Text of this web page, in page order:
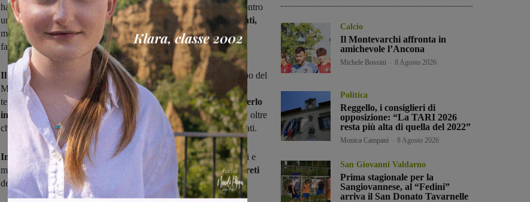
hanno ridato fiducia all'ambiente azzurro e sarebbe importante, contro
unavversario di elevata caratura e con diversi nomi importanti,
mettere via altri tre punti, pur con la consapevolezza che non sarà
facile.
Il mister dei bianconeri Danesi vuole raccogliere punti sul campo del
Marzocco e per lui buone notizie arrivano circa le condizioni dal
terzino in quota Stampa, mentrequalche problema potrebbe averlo
in mezzo al campoper le assenze forzate di Aliboni, squalificato, oltre
che dei vari Chianese e Dell’Amico, fermi ai box perché infortunati.
In casa Sangiovannese tutti abili e arruolati eccetto Romanelli e
mister Ruotolo pare intenzionato
confermare modulo e interpreti
della scorsa settimana.
Calcio
Il Montevarchi affronta in
amichevole l’Ancona
Michele Bossini 8 Agosto 2026
Politica
Reggello, i consiglieri di
opposizione: “La TARI 2026
resta più alta di quella del 2022”
Monica Campani 8 Agosto 2026
San Giovanni Valdarno
Prima stagionale per la
Sangiovannese, al “Fedini”
arriva il San Donato Tavarnelle